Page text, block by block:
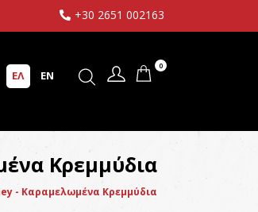
+30 2651 002163
ΕΛ EN
0
Κρεμμύδια
- Καραμελωμένα Κρεμμύδια